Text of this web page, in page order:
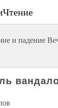
и падение